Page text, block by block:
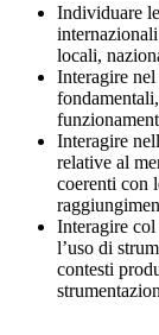
Individuare
locali,
Interagire
Interagire
relative al
coerenti con
Interagire col
l’uso di
contesti